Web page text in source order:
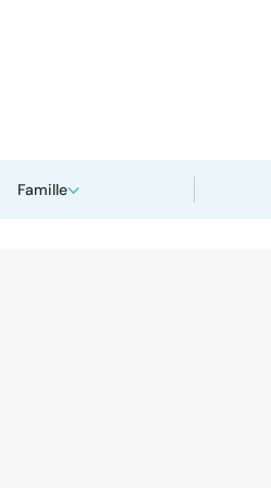
Famille